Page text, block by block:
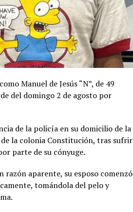
Manuel de Jesús “N”, de 49
del domingo 2 de agosto por
de la policía en su domicilio de la
la colonia Constitución, tras sufrir
parte de su cónyuge.
razón aparente, su esposo comenzó
tomándola del pelo y